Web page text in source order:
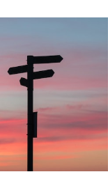
N
v
d
i
g
a
D